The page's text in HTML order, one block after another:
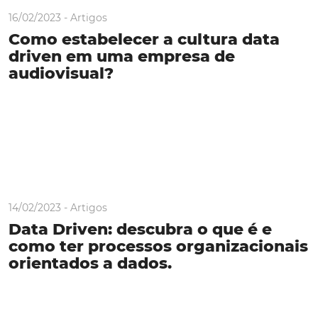
16/02/2023 - Artigos
Como estabelecer a cultura data
driven em uma empresa de
audiovisual?
14/02/2023 - Artigos
Data Driven: descubra o que é e
como ter processos organizacionais
orientados a dados.